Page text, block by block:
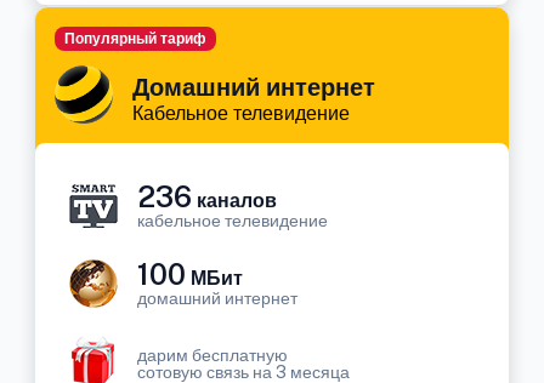
Домашний интернет
Кабельное телевидение
Популярный тариф
236 каналов
кабельное телевидение
100 МБит
домашний интернет
дарим бесплатную
сотовую связь на 3 месяца